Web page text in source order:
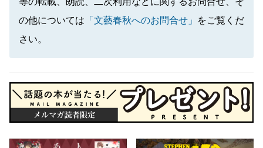
等の転載、朗読、二次利用などに関するお問合せ、そ
の他については 「文藝春秋へのお問合せ」
をご覧くだ
さい。